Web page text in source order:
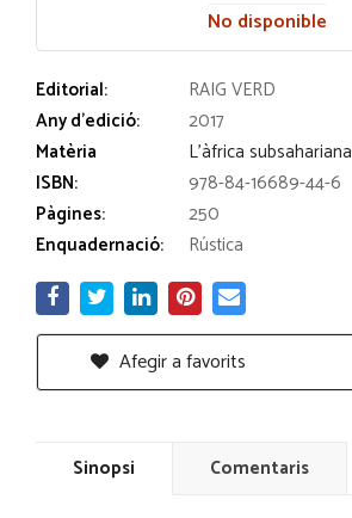
No disponible
Editorial:
RAIG VERD
Any d'edició:
2017
Matèria
L'àfrica subsahariana
ISBN:
978-84-16689-44-6
Pàgines:
250
Enquadernació:
Rústica
Afegir a favorits
Sinopsi Comentaris